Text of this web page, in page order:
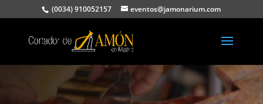
(0034) 910052157 eventos@jamonarium.com